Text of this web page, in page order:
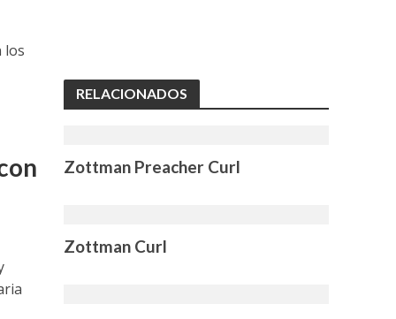
los
RELACIONADOS
Zottman Preacher Curl
Zottman Curl